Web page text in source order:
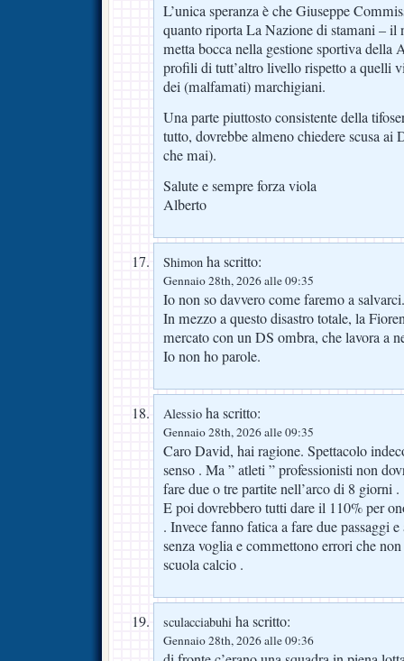
L’unica speranza è che Giuseppe
quanto riporta La Nazione di stamani – il
metta bocca nella gestione sportiva della
profili di tutt’altro livello rispetto a quelli
dei (malfamati) marchigiani.
Una parte piuttosto consistente della
tutto, dovrebbe almeno chiedere scusa
che mai).
Salute e sempre forza viola
Alberto
Shimon ha scritto:
Gennaio 28th, 2026 alle 09:35
Io non so davvero come faremo a
In mezzo a questo disastro totale, la
mercato con un DS ombra, che lavora a
Io non ho parole.
Alessio ha scritto:
Gennaio 28th, 2026 alle 09:35
Caro David, hai ragione. Spettacolo
senso . Ma ” atleti ” professionisti non
fare due o tre partite nell’arco di 8 giorni .
E poi dovrebbero tutti dare il 110% per
. Invece fanno fatica a fare due passaggi
senza voglia e commettono errori che
scuola calcio .
sculacciabuhi ha scritto:
Gennaio 28th, 2026 alle 09:36